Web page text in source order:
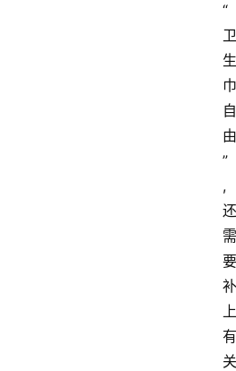
“
卫
生
巾
自
由
”
,
还
需
要
补
上
有
关